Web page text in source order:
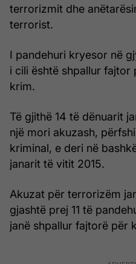
terrorizmit dhe
terrorist.
I pandehuri kryesor në
i cili është shpallur fajtor
krim.
Të gjithë 14 të dënuarit
një mori akuzash,
kriminal, e deri në
janarit të vitit 2015.
Akuzat për terrorizëm
gjashtë prej 11 të
janë shpallur fajtorë për